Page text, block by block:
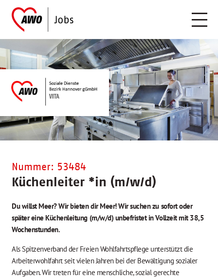
Nummer: 53484
Küchenleiter *in (m/w/d)
Du willst Meer? Wir bieten dir Meer! Wir suchen zu sofort oder
später eine Küchenleitung (m/w/d) unbefristet in Vollzeit mit 38,5
Wochenstunden.
Als Spitzenverband der Freien Wohlfahrtspflege unterstützt die
Arbeiterwohlfahrt seit vielen Jahren bei der Bewältigung sozialer
Aufgaben. Wir treten für eine menschliche, sozial gerechte